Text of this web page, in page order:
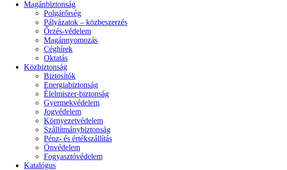
Magánbiztonság
Polgárőrség
Pályázatok – közbeszerzés
Őrzés-védelem
Magánnyomozás
Céghírek
Oktatás
Közbiztonság
Biztosítók
Energiabiztonság
Élelmiszer-biztonság
Gyermekvédelem
Jogvédelem
Környezetvédelem
Szállítmánybiztonság
Pénz- és értékszállítás
Önvédelem
Fogyasztóvédelem
Katalógus